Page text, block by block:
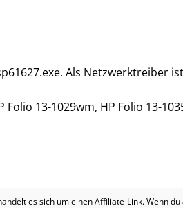
Als Netzwerktreiber
13-1029wm, HP Folio 13-
es sich um einen Affiliate-Link. Wenn